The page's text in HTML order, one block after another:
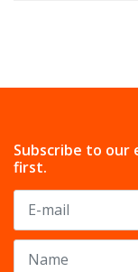
Subscribe to our
first.